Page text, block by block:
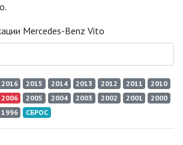
Mercedes-Benz Vito
2016 2015 2014 2013 2012 2011
2010
2006 2005 2004 2003 2002 2001
2000
1996 СБРОС